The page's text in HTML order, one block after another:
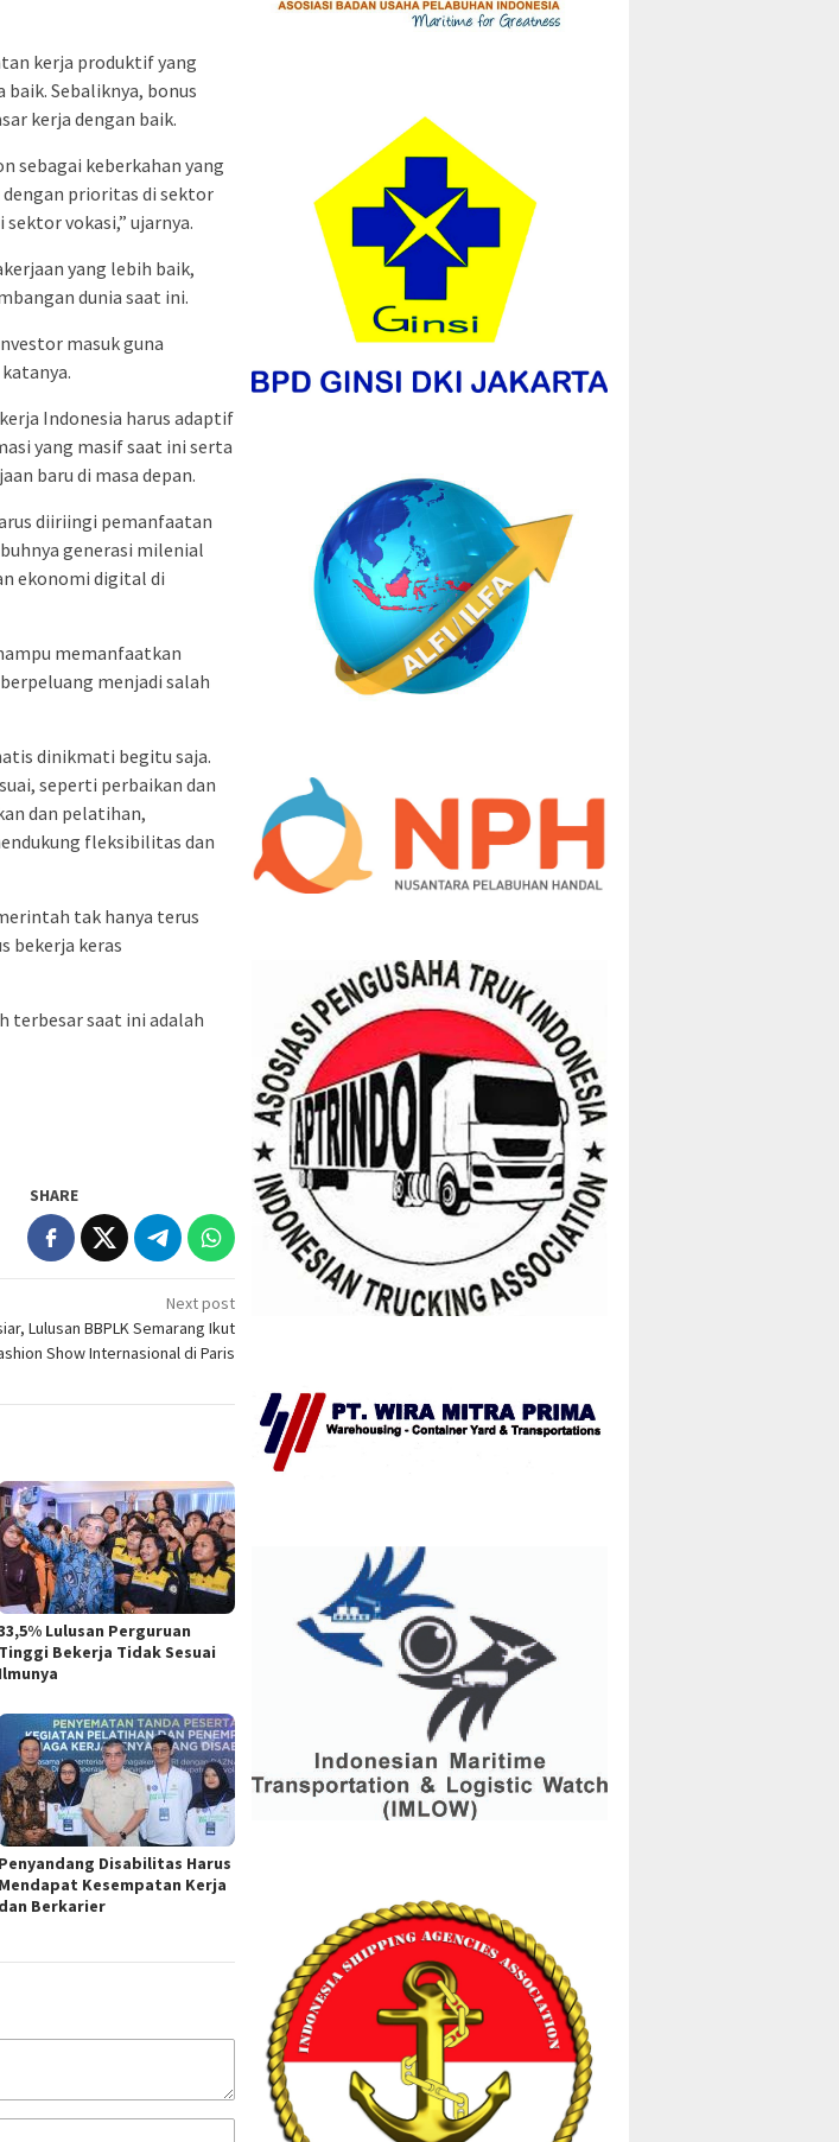
kerja produktif yang
Sebaliknya, bonus
kerja dengan baik.
sebagai keberkahan yang
prioritas di sektor
vokasi,” ujarnya.
yang lebih baik,
dunia saat ini.
masuk guna
Indonesia harus adaptif
yang masif saat ini serta
baru di masa depan.
diiriingi pemanfaatan
generasi milenial
ekonomi digital di
memanfaatkan
menjadi salah
dinikmati begitu saja.
seperti perbaikan dan
dan pelatihan,
fleksibilitas dan
tak hanya terus
bekerja keras
terbesar saat ini adalah
SHARE
Next post
Lulusan BBPLK Semarang Ikut
Show Internasional di Paris
Lulusan Perguruan
Tinggi Bekerja Tidak Sesuai
Ilmunya
Penyandang Disabilitas Harus
Mendapat Kesempatan Kerja
dan Berkarier